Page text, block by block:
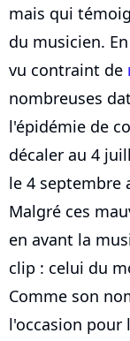
mais qui
du musicien.
vu contraint de
nombreuses
l'épidémie de
décaler au 4
le 4 septembre
Malgré ces
en avant la
clip : celui du
Comme son
l'occasion